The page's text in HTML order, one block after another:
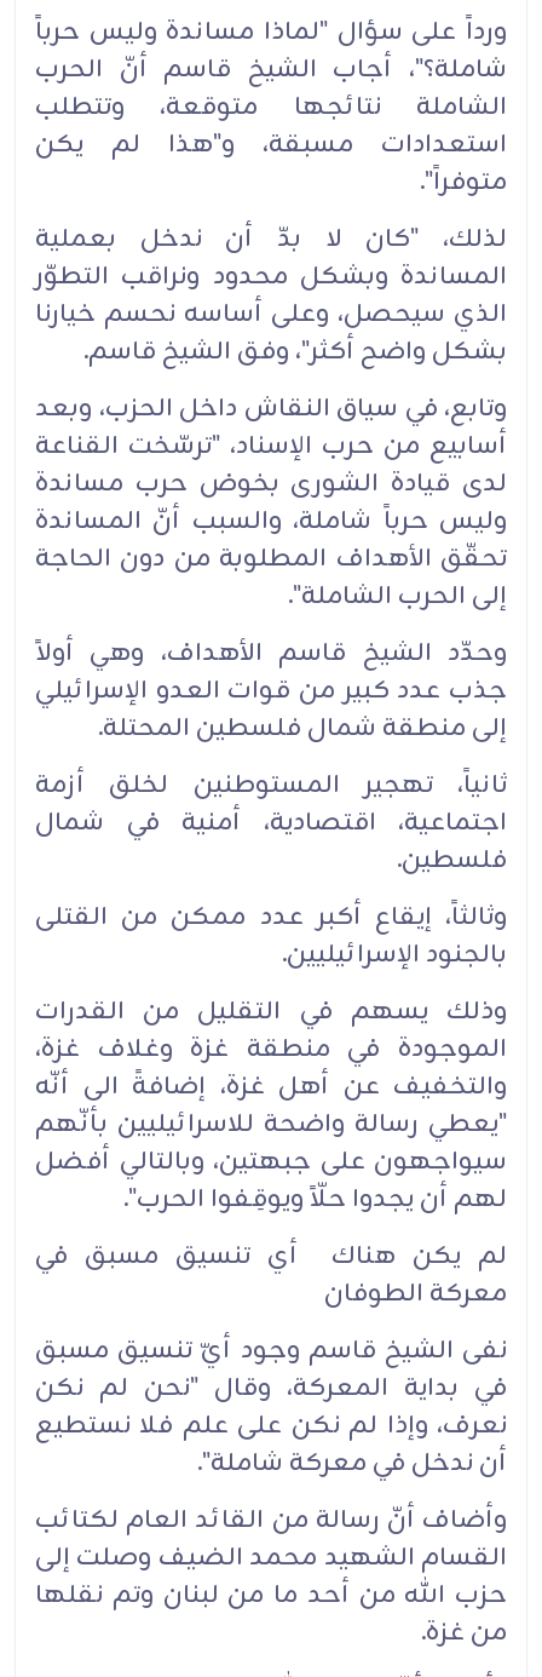
ورداً على سؤال "لماذا مساندة وليس حرباً
شاملة؟"، أجاب الشيخ قاسم أنّ الحرب
الشاملة نتائجها متوقعة، وتتطلب
استعدادات مسبقة، و"هذا لم يكن
متوفراً".
لذلك، "كان لا بدّ أن ندخل بعملية
المساندة وبشكل محدود ونراقب التطوّر
الذي سيحصل، وعلى أساسه نحسم خيارنا
بشكل واضح أكثر"، وفق الشيخ قاسم.
وتابع، في سياق النقاش داخل الحزب، وبعد
أسابيع من حرب الإسناد، "ترسّخت القناعة
لدى قيادة الشورى بخوض حرب مساندة
وليس حرباً شاملة، والسبب أنّ المساندة
تحقّق الأهداف المطلوبة من دون الحاجة
إلى الحرب الشاملة".
وحدّد الشيخ قاسم الأهداف، وهي أولاً
جذب عدد كبير من قوات العدو الإسرائيلي
إلى منطقة شمال فلسطين المحتلة.
ثانياً، تهجير المستوطنين لخلق أزمة
اجتماعية، اقتصادية، أمنية في شمال
فلسطين.
وثالثاً، إيقاع أكبر عدد ممكن من القتلى
بالجنود الإسرائيليين.
وذلك يسهم في التقليل من القدرات
الموجودة في منطقة غزة وغلاف غزة،
والتخفيف عن أهل غزة، إضافةً الى أنّه
"يعطي رسالة واضحة للاسرائيليين بأنّهم
سيواجهون على جبهتين، وبالتالي أفضل
لهم أن يجدوا حلّاً ويوقِفوا الحرب".
لم يكن هناك أي تنسيق مسبق في
معركة الطوفان
نفى الشيخ قاسم وجود أيّ تنسيق مسبق
في بداية المعركة، وقال "نحن لم نكن
نعرف، وإذا لم نكن على علم فلا نستطيع
أن ندخل في معركة شاملة".
وأضاف أنّ رسالة من القائد العام لكتائب
القسام الشهيد محمد الضيف وصلت إلى
حزب الله من أحد ما من لبنان وتم نقلها
من غزة.